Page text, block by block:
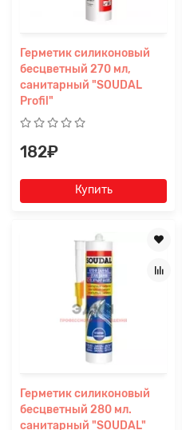
Герметик силиконовый
бесцветный 270 мл,
санитарный "SOUDAL
Profil"
182₽
Купить
Герметик силиконовый
бесцветный 280 мл.
санитарный "SOUDAL"